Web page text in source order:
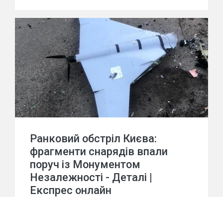
Ранковий обстріл Києва:
фрагменти снарядів впали
поруч із Монументом
Незалежності - Деталі |
Експрес онлайн